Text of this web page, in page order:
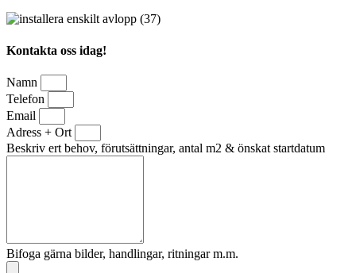
Kontakta oss idag!
Namn
Telefon
Email
Adress + Ort
Beskriv ert behov, förutsättningar, antal m2 & önskat startdatum
Bifoga gärna bilder, handlingar, ritningar m.m.